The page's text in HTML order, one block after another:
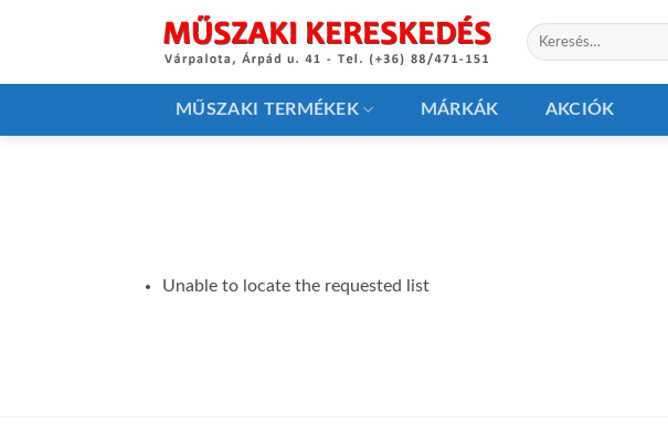
Keresés
a
MŰSZAKI TERMÉKEK MÁRKÁK AKCIÓK
Unable to locate the requested list